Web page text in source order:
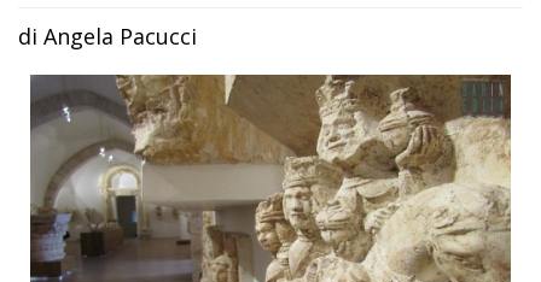
di Angela Pacucci